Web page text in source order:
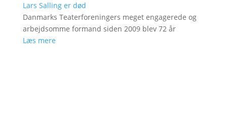
Lars Salling er død
Danmarks Teaterforeningers meget engagerede og
arbejdsomme formand siden 2009 blev 72 år
Læs mere